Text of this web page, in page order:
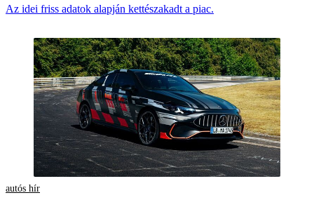
Az idei friss adatok alapján kettészakadt a piac.
autós hír